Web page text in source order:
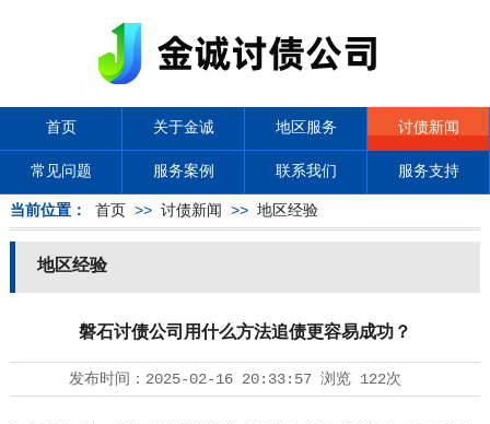
首页 关于金诚 地区服务 讨债新闻
常见问题 服务案例 联系我们 服务支持
当前位置： 首页 >> 讨债新闻 >> 地区经验
地区经验
磐石讨债公司用什么方法追债更容易成功？
发布时间： 2025-02-16 20:33:57浏览 122次